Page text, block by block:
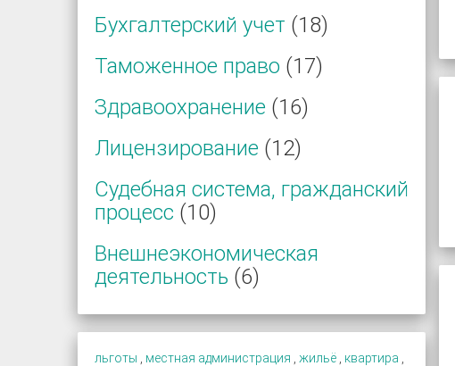
Бухгалтерский учет (18)
Таможенное право (17)
Здравоохранение (16)
Лицензирование (12)
Судебная система, гражданский
процесс (10)
Внешнеэкономическая
деятельность (6)
льготы местная администрация жильё квартира